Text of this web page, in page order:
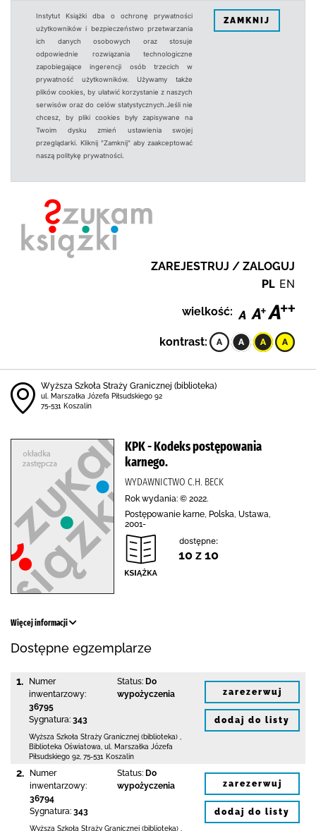
Instytut Książki dba o ochronę prywatności
użytkowników i bezpieczeństwo przetwarzania
ich danych osobowych oraz stosuje
odpowiednie rozwiązania technologiczne
zapobiegające ingerencji osób trzecich w
prywatność użytkowników. Używamy także
plików cookies, by ułatwić korzystanie z naszych
serwisów oraz do celów statystycznych.Jeśli nie
chcesz, by pliki cookies były zapisywane na
Twoim dysku zmień ustawienia swojej
przeglądarki. Kliknij "Zamknij" aby zaakceptować
naszą politykę prywatności.
ZAMKNIJ
ZAREJESTRUJ / ZALOGUJ
PL EN
wielkość:
kontrast:
Wyższa Szkoła Straży Granicznej (biblioteka)
ul. Marszałka Józefa Piłsudskiego 92
75-531 Koszalin
KPK - Kodeks postępowania
karnego.
WYDAWNICTWO C.H. BECK
Rok wydania: © 2022.
Postępowanie karne, Polska, Ustawa,
2001-
dostępne:
10 z 10
Więcej informacji
Dostępne egzemplarze
1.
Numer
inwentarzowy:
36795
Sygnatura: 343
Status: Do
wypożyczenia
Wyższa Szkoła Straży Granicznej (biblioteka)
Biblioteka Oświatowa, ul. Marszałka Józefa
Piłsudskiego 92 75-531 Koszalin
zarezerwuj
dodaj do listy
2.
Numer
inwentarzowy:
36794
Sygnatura: 343
Status: Do
wypożyczenia
Wyższa Szkoła Straży Granicznej (biblioteka)
zarezerwuj
dodaj do listy